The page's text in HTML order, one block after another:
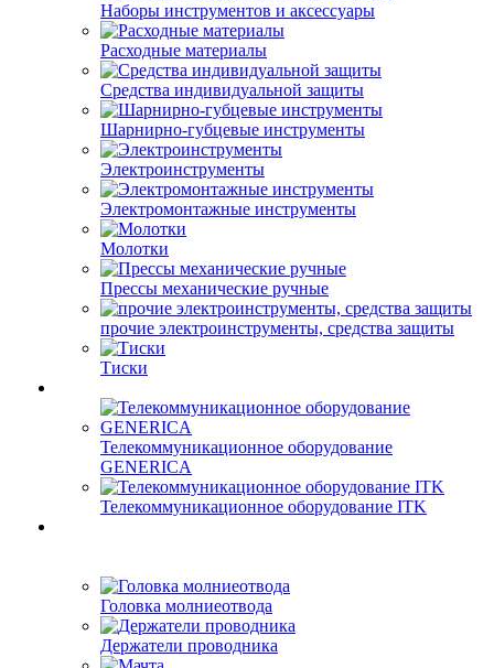
Наборы инструментов и аксессуары
Расходные материалы
Средства индивидуальной защиты
Шарнирно-губцевые инструменты
Электроинструменты
Электромонтажные инструменты
Молотки
Прессы механические ручные
прочие электроинструменты, средства защиты
Тиски
Телекоммуникационное оборудование
GENERICA
Телекоммуникационное оборудование ITK
Головка молниеотвода
Держатели проводника